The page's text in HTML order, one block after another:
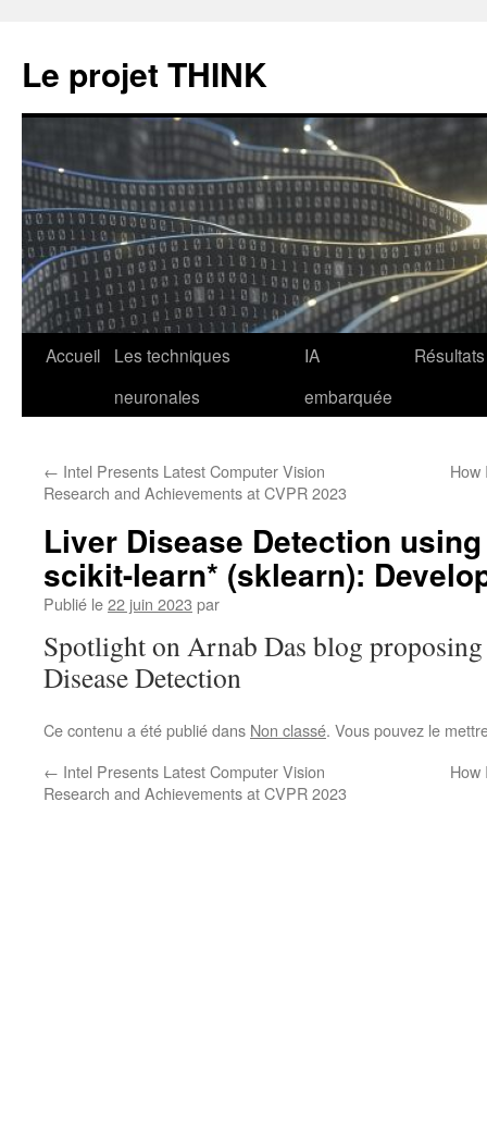
Le projet THINK
Aller
Accueil
Les techniques
neuronales
IA
embarquée
Résultats
← Intel Presents Latest Computer Vision
Research and Achievements at CVPR 2023
How
Liver Disease Detection
scikit-learn* (sklearn):
Publié le22 juin 2023 par
Spotlight on Arnab Das blog
Disease Detection
Ce contenu a été publié dans Non classé. Vous pouvez le
← Intel Presents Latest Computer Vision
Research and Achievements at CVPR 2023
How